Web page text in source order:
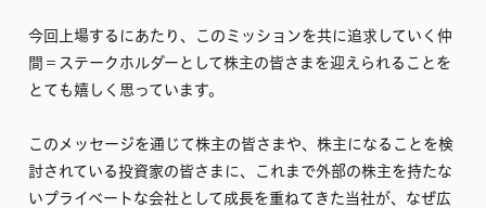
今回上場するにあたり、このミッションを共に追求していく仲
間＝ステークホルダーとして株主の皆さまを迎えられることを
とても嬉しく思っています。
このメッセージを通じて株主の皆さまや、株主になることを検
討されている投資家の皆さまに、これまで外部の株主を持たな
いプライベートな会社として成長を重ねてきた当社が、なぜ広